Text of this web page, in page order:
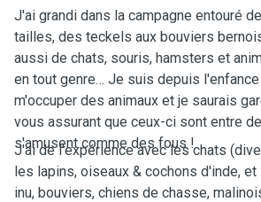
J'ai grandi dans la campagne entouré
tailles, des teckels aux bouviers
aussi de chats, souris, hamsters et
en tout genre… Je suis depuis l'enfance
m'occuper des animaux et je saurais
vous assurant que ceux-ci sont entre
s'amusent comme des fous !
J'ai de l'expérience avec les chats
les lapins, oiseaux & cochons d'inde,
inu, bouviers, chiens de chasse,